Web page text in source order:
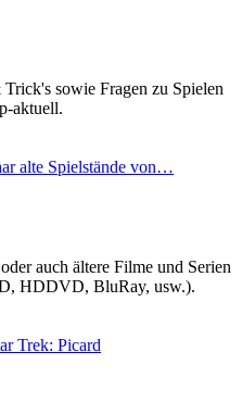
sowie Fragen zu Spielen
aktuell.
alte Spielstände von…
auch ältere Filme und Serien
HDDVD, BluRay, usw.).
Trek: Picard